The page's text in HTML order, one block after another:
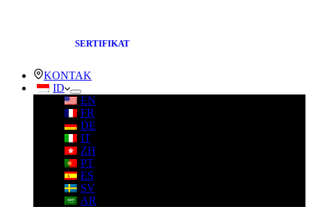
SERTIFIKAT
KONTAK
ID
EN
FR
DE
IT
ZH
PT
ES
SV
AR